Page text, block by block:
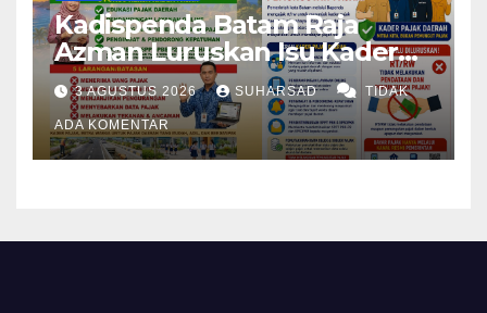
Kadispenda Batam Raja
Azman Luruskan Isu Kader
Pajak RT/RW: Bukan Petugas
Pajak Permanen, Hanya
Pendataan untuk Digitalisasi
hingga 2030
3 AGUSTUS 2026 SUHARSAD TIDAK
ADA KOMENTAR